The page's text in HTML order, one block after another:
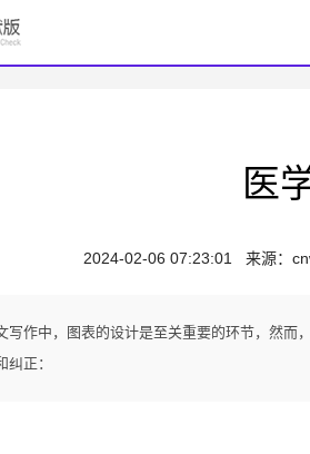
医
2024-02-06 07:23:01 来源：
写作中，图表的设计是至关重要的环节，然而
正：